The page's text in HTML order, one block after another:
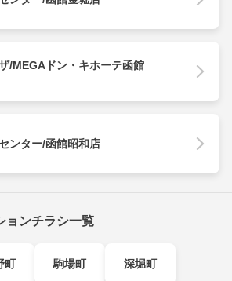
/MEGAドン・キホーテ函館
ンター/函館昭和店
ョンチラシ一覧
町 駒場町 深堀町